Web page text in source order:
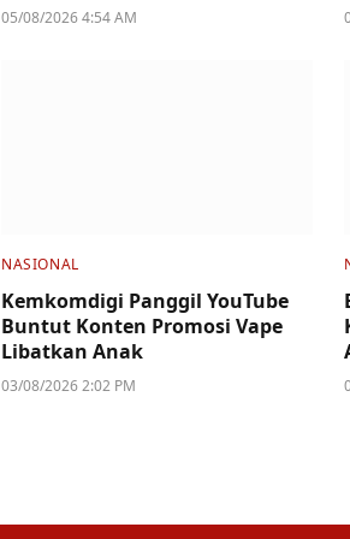
05/08/2026 4:54 AM
NASIONAL
Kemkomdigi Panggil YouTube
Buntut Konten Promosi Vape
Libatkan Anak
03/08/2026 2:02 PM